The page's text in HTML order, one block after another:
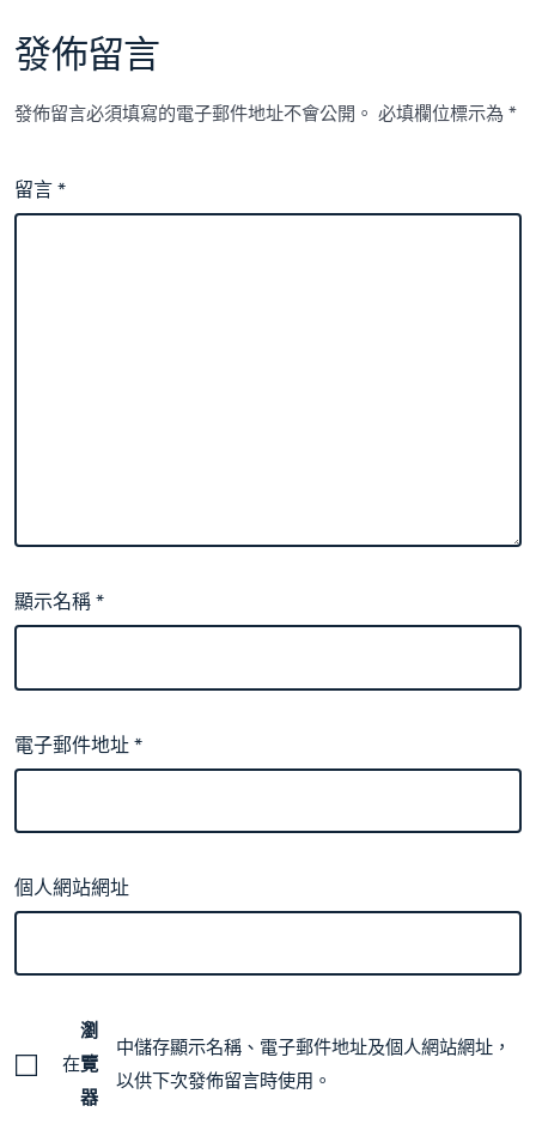
發佈留言
發佈留言必須填寫的電子郵件地址不會公開。 必填欄位標示為*
留言*
顯示名稱*
電子郵件地址*
個人網站網址
在
瀏
覽
器
中儲存顯示名稱、電子郵件地址及個人網站網址，
以供下次發佈留言時使用。